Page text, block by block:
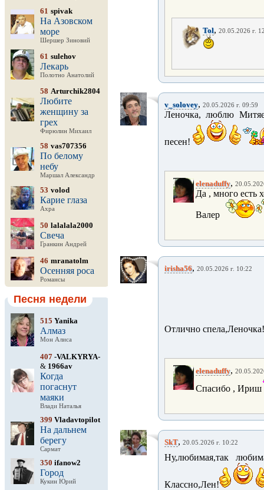
61 spivak
На Азовском
море
Шершер Зиновий
61 sulehov
Лекарь
Полотно Анатолий
58 Arturchik2804
Любите
женщину за
грех
Фирюлин Михаил
58 vas707356
По белому
небу
Маршал Александр
53 volod
Карие глаза
Ахра
50 lalalala2000
Свеча
Гранкин Андрей
46 mranatolm
Осенняя роса
Романсы
Песня недели
515 Yanika
Алмаз
Мон Алиса
407 -VALKYRYA-
& 1966av
Когда
погаснут
маяки
Влади Наталья
399 Vladavtopilot
На дальнем
берегу
Сармат
350 ifanow2
Город
Кукин Юрий
Tol, 20.05.2026 г.
v_solovey, 20.05.2026 г. 09:59
Леночка, люблю
песен!
elenaduffy,
Да , много есть
Валер
irisha56, 20.05.2026 г. 10:22
Отлично
elenaduffy,
Спасибо , Ириш
SkT, 20.05.2026 г. 10:22
Ну,любимая,так
Классно,Лен!